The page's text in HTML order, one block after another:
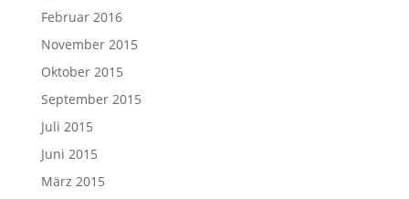
Februar 2016
November 2015
Oktober 2015
September 2015
Juli 2015
Juni 2015
März 2015